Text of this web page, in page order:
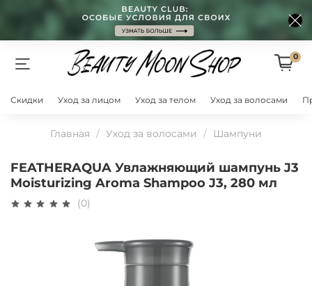
0
Скидки Уход за лицом Уход за телом Уход за волосами
Главная Уход за волосами Шампуни
FEATHERAQUA Увлажняющий шампунь J3
Moisturizing Aroma Shampoo J3, 280 мл
(0)